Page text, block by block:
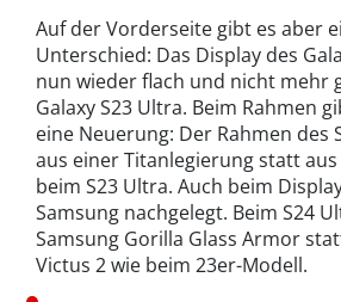
Auf der Vorderseite gibt es aber
Unterschied: Das Display des
nun wieder flach und nicht mehr
Galaxy S23 Ultra. Beim Rahmen
eine Neuerung: Der Rahmen des
aus einer Titanlegierung statt
beim S23 Ultra. Auch beim
Samsung nachgelegt. Beim S24
Samsung Gorilla Glass Armor
Victus 2 wie beim 23er-Modell.